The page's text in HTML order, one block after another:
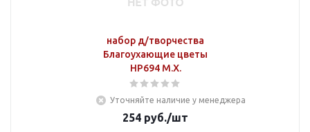
набор д/творчества
Благоухающие цветы
НР694 М.Х.
Уточняйте наличие у менеджера
254 руб./шт